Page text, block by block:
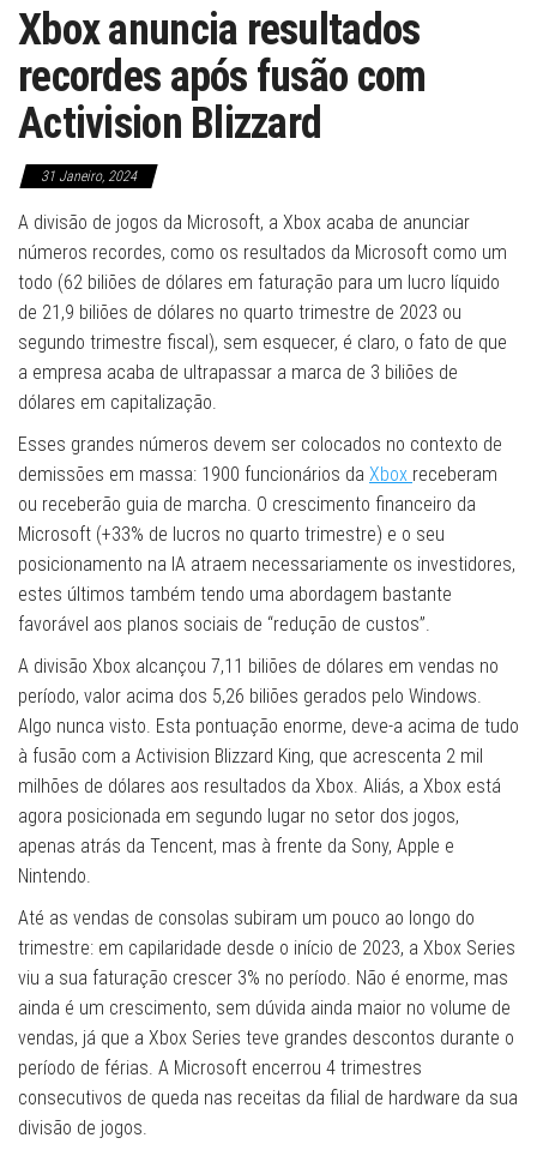
Xbox anuncia resultados
recordes após fusão com
Activision Blizzard
31 Janeiro, 2024
A divisão de jogos da Microsoft, a Xbox acaba de anunciar
números recordes, como os resultados da Microsoft como um
todo (62 biliões de dólares em faturação para um lucro líquido
de 21,9 biliões de dólares no quarto trimestre de 2023 ou
segundo trimestre fiscal), sem esquecer, é claro, o fato de que
a empresa acaba de ultrapassar a marca de 3 biliões de
dólares em capitalização.
Esses grandes números devem ser colocados no contexto de
demissões em massa: 1900 funcionários da Xbox receberam
ou receberão guia de marcha. O crescimento financeiro da
Microsoft (+33% de lucros no quarto trimestre) e o seu
posicionamento na IA atraem necessariamente os investidores,
estes últimos também tendo uma abordagem bastante
favorável aos planos sociais de “redução de custos”.
A divisão Xbox alcançou 7,11 biliões de dólares em vendas no
período, valor acima dos 5,26 biliões gerados pelo Windows.
Algo nunca visto. Esta pontuação enorme, deve-a acima de tudo
à fusão com a Activision Blizzard King, que acrescenta 2 mil
milhões de dólares aos resultados da Xbox. Aliás, a Xbox está
agora posicionada em segundo lugar no setor dos jogos,
apenas atrás da Tencent, mas à frente da Sony, Apple e
Nintendo.
Até as vendas de consolas subiram um pouco ao longo do
trimestre: em capilaridade desde o início de 2023, a Xbox Series
viu a sua faturação crescer 3% no período. Não é enorme, mas
ainda é um crescimento, sem dúvida ainda maior no volume de
vendas, já que a Xbox Series teve grandes descontos durante o
período de férias. A Microsoft encerrou 4 trimestres
consecutivos de queda nas receitas da filial de hardware da sua
divisão de jogos.